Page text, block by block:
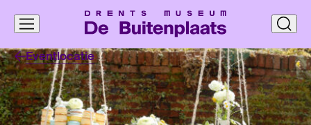
Navigatie
Eventlocatie